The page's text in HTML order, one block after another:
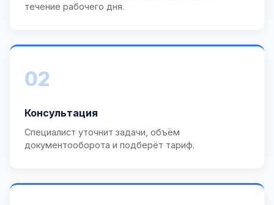
течение рабочего дня.
02
Консультация
Специалист уточнит задачи, объём
документооборота и подберёт тариф.